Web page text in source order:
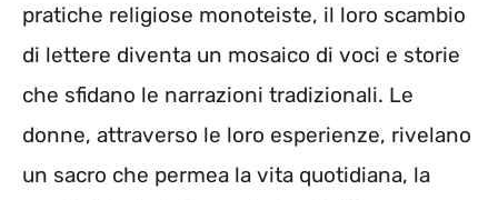
pratiche religiose monoteiste, il loro scambio
di lettere diventa un mosaico di voci e storie
che sfidano le narrazioni tradizionali. Le
donne, attraverso le loro esperienze, rivelano
un sacro che permea la vita quotidiana, la